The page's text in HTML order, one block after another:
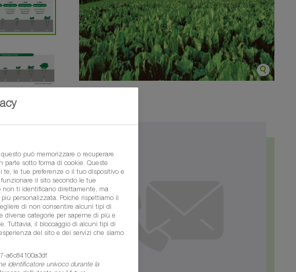
può memorizzare o recuperare
parte sotto forma di cookie. Queste
te, le tue preferenze o il tuo dispositivo e
il sito secondo le tue
ti identificano direttamente, ma
personalizzata. Poiché rispettiamo il
di non consentire alcuni tipi di
diverse categorie per saperne di più e
Tuttavia, il bloccaggio di alcuni tipi di
del sito e dei servizi che siamo
a6c84100a3df
identificatore univoco durante la